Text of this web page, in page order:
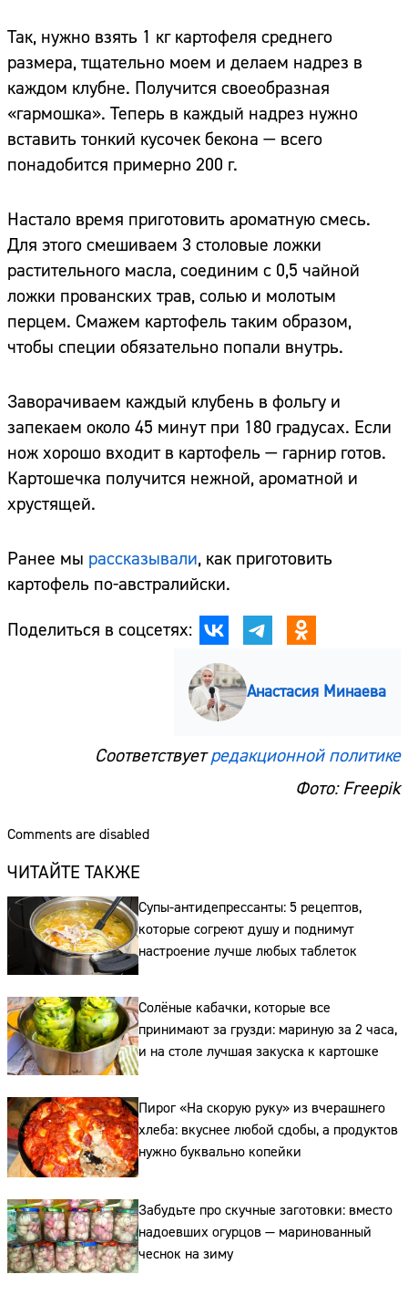
Так, нужно взять 1 кг картофеля среднего
размера, тщательно моем и делаем надрез в
каждом клубне. Получится своеобразная
«гармошка». Теперь в каждый надрез нужно
вставить тонкий кусочек бекона — всего
понадобится примерно 200 г.
Настало время приготовить ароматную смесь.
Для этого смешиваем 3 столовые ложки
растительного масла, соединим с 0,5 чайной
ложки прованских трав, солью и молотым
перцем. Смажем картофель таким образом,
чтобы специи обязательно попали внутрь.
Заворачиваем каждый клубень в фольгу и
запекаем около 45 минут при 180 градусах. Если
нож хорошо входит в картофель — гарнир готов.
Картошечка получится нежной, ароматной и
хрустящей.
Ранее мы рассказывали, как приготовить
картофель по-австралийски.
Поделиться в соцсетях:
Анастасия Минаева
Соответствуетредакционной политике
Фото: Freepik
Comments are disabled
ЧИТАЙТЕ ТАКЖЕ
Супы-антидепрессанты: 5 рецептов,
которые согреют душу и поднимут
настроение лучше любых таблеток
Солёные кабачки, которые все
принимают за грузди: мариную за 2 часа,
и на столе лучшая закуска к картошке
Пирог «На скорую руку» из вчерашнего
хлеба: вкуснее любой сдобы, а продуктов
нужно буквально копейки
Забудьте про скучные заготовки: вместо
надоевших огурцов — маринованный
чеснок на зиму